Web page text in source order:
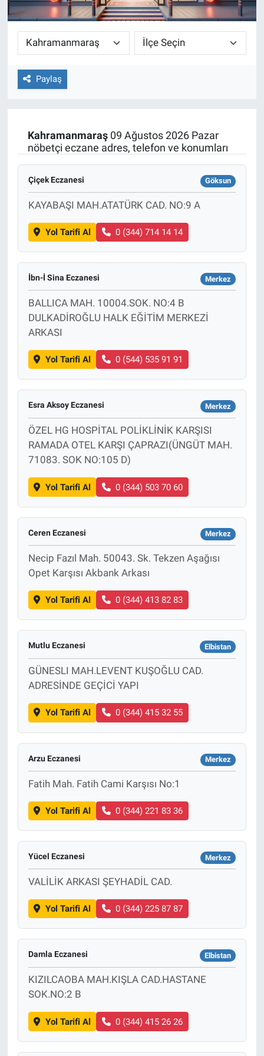
Paylaş
Kahramanmaraş09 Ağustos 2026 Pazar
nöbetçi eczane adres, telefon ve konumları
Çiçek Eczanesi Göksun
KAYABAŞI MAH.ATATÜRK CAD. NO:9 A
Yol Tarifi Al 0 (344) 714 14 14
İbn-İ Sina Eczanesi Merkez
BALLICA MAH. 10004.SOK. NO:4 B
DULKADİROĞLU HALK EĞİTİM MERKEZİ
ARKASI
Yol Tarifi Al 0 (544) 535 91 91
Esra Aksoy Eczanesi Merkez
ÖZEL HG HOSPİTAL POLİKLİNİK KARŞISI
RAMADA OTEL KARŞI ÇAPRAZI(ÜNGÜT MAH.
71083. SOK NO:105 D)
Yol Tarifi Al 0 (344) 503 70 60
Ceren Eczanesi Merkez
Necip Fazıl Mah. 50043. Sk. Tekzen Aşağısı
Opet Karşısı Akbank Arkası
Yol Tarifi Al 0 (344) 413 82 83
Mutlu Eczanesi Elbistan
GÜNESLI MAH.LEVENT KUŞOĞLU CAD.
ADRESİNDE GEÇİCİ YAPI
Yol Tarifi Al 0 (344) 415 32 55
Arzu Eczanesi Merkez
Fatih Mah. Fatih Cami Karşısı No:1
Yol Tarifi Al 0 (344) 221 83 36
Yücel Eczanesi Merkez
VALİLİK ARKASI ŞEYHADİL CAD.
Yol Tarifi Al 0 (344) 225 87 87
Damla Eczanesi Elbistan
KIZILCAOBA MAH.KIŞLA CAD.HASTANE
SOK.NO:2 B
Yol Tarifi Al 0 (344) 415 26 26